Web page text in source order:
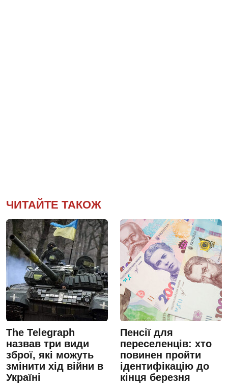
ЧИТАЙТЕ ТАКОЖ
The Telegraph
назвав три види
зброї, які можуть
змінити хід війни в
Україні
Пенсії для
переселенців: хто
повинен пройти
ідентифікацію до
кінця березня